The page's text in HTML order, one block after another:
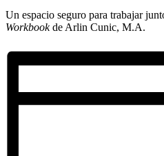
Un espacio seguro para trabajar
Workbookde Arlin Cunic, M.A.